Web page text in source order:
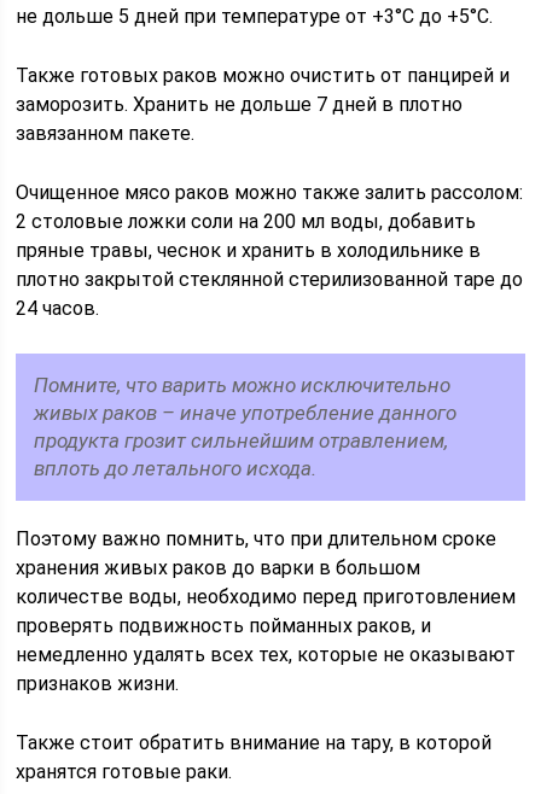
не дольше 5 дней при температуре от +3°С до +5°С.
Также готовых раков можно очистить от панцирей и
заморозить. Хранить не дольше 7 дней в плотно
завязанном пакете.
Очищенное мясо раков можно также залить рассолом:
2 столовые ложки соли на 200 мл воды, добавить
пряные травы, чеснок и хранить в холодильнике в
плотно закрытой стеклянной стерилизованной таре до
24 часов.
Помните, что варить можно исключительно
живых раков – иначе употребление данного
продукта грозит сильнейшим отравлением,
вплоть до летального исхода.
Поэтому важно помнить, что при длительном сроке
хранения живых раков до варки в большом
количестве воды, необходимо перед приготовлением
проверять подвижность пойманных раков, и
немедленно удалять всех тех, которые не оказывают
признаков жизни.
Также стоит обратить внимание на тару, в которой
хранятся готовые раки.